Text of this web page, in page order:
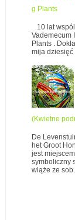
g Plants
10 lat
Vademecum
Plants .
mija dziesięć
(Kwietne
De
het Groot
jest
symboliczny
wiąże ze sob...